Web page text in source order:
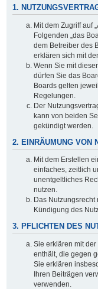
1.
Mit dem Zugriff auf
Folgenden „das
dem Betreiber des
erklären sich mit
Wenn Sie mit
dürfen Sie das
Boards gelten
Regelungen.
Der
kann von beiden
gekündigt werden.
2. EINRÄUMUNG VON
Mit dem Erstellen
einfaches, zeitlich
unentgeltliches
nutzen.
Das
Kündigung des
3. PFLICHTEN DES
Sie erklären mit
enthält, die gegen
Sie erklären
Ihren Beiträgen
verwenden.